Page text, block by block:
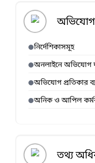
অভিযোগ
নির্দেশিকাসমূহ
অনলাইনে অভিযোগ
অভিযোগ প্রতিকার
অনিক ও আপিল
তথ্য